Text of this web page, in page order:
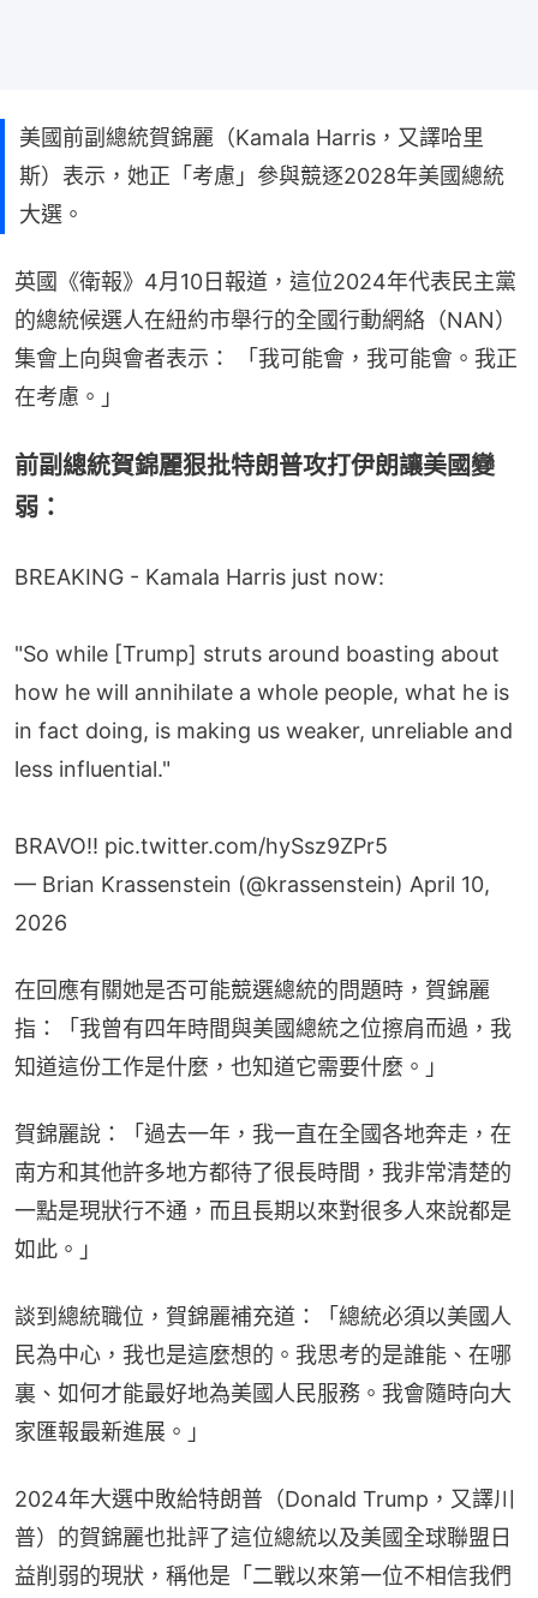
美國前副總統賀錦麗（Kamala Harris，又譯哈里
斯）表示，她正「考慮」參與競逐2028年美國總統
大選。
英國《衛報》4月10日報道，這位2024年代表民主黨
的總統候選人在紐約市舉行的全國行動網絡（NAN）
集會上向與會者表示： 「我可能會，我可能會。我正
在考慮。」
前副總統賀錦麗狠批特朗普攻打伊朗讓美國變
弱：
BREAKING - Kamala Harris just now:
"So while [Trump] struts around boasting about
how he will annihilate a whole people, what he is
in fact doing, is making us weaker, unreliable and
less influential."
BRAVO!! pic.twitter.com/hySsz9ZPr5
— Brian Krassenstein (@krassenstein) April 10,
2026
在回應有關她是否可能競選總統的問題時，賀錦麗
指：「我曾有四年時間與美國總統之位擦肩而過，我
知道這份工作是什麼，也知道它需要什麼。」
賀錦麗說：「過去一年，我一直在全國各地奔走，在
南方和其他許多地方都待了很長時間，我非常清楚的
一點是現狀行不通，而且長期以來對很多人來說都是
如此。」
談到總統職位，賀錦麗補充道：「總統必須以美國人
民為中心，我也是這麼想的。我思考的是誰能、在哪
裏、如何才能最好地為美國人民服務。我會隨時向大
家匯報最新進展。」
2024年大選中敗給特朗普（Donald Trump，又譯川
普）的賀錦麗也批評了這位總統以及美國全球聯盟日
益削弱的現狀，稱他是「二戰以來第一位不相信我們